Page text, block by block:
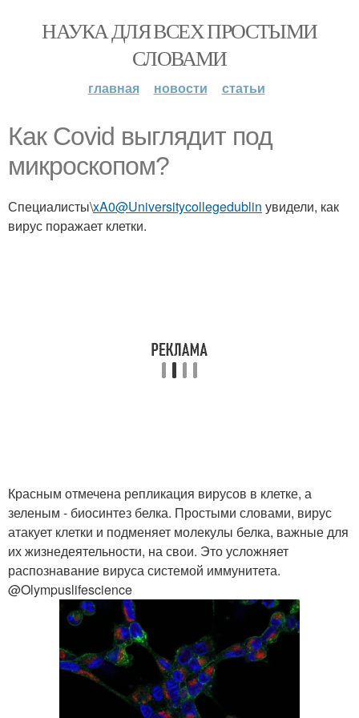
НАУКА ДЛЯ ВСЕХ ПРОСТЫМИ
СЛОВАМИ
главная новости статьи
Как Covid выглядит под
микроскопом?
Специалисты\xA0@Universitycollegedublin увидели, как
вирус поражает клетки.
Красным отмечена репликация вирусов в клетке, а
зеленым - биосинтез белка. Простыми словами, вирус
атакует клетки и подменяет молекулы белка, важные для
их жизнедеятельности, на свои. Это усложняет
распознавание вируса системой иммунитета.
@Olympuslifescience